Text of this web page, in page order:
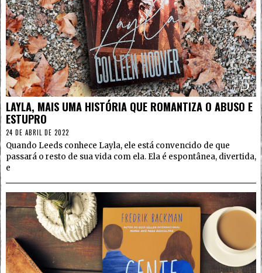
5
LAYLA, MAIS UMA HISTÓRIA QUE ROMANTIZA O ABUSO E
ESTUPRO
24 DE ABRIL DE 2022
Quando Leeds conhece Layla, ele está convencido de que
passará o resto de sua vida com ela. Ela é espontânea, divertida,
e